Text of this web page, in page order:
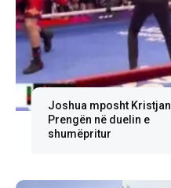
Joshua mposht Kristjan
Prengën në duelin e
shumëpritur